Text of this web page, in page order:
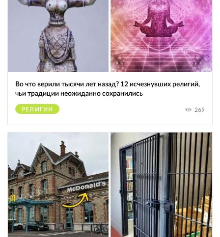
Во что верили тысячи лет назад? 12 исчезнувших религий,
чьи традиции неожиданно сохранились
РЕЛИГИИ 269